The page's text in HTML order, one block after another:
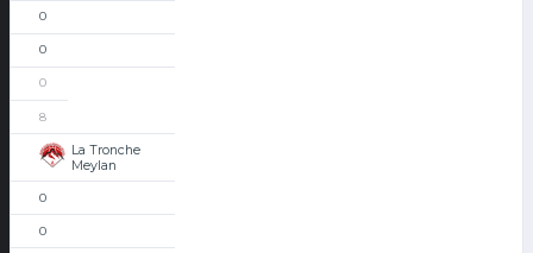
0
0
0
8
La Tronche
Meylan
0
0